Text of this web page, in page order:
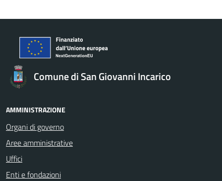
Comune di San Giovanni Incarico
AMMINISTRAZIONE
Organi di governo
Aree amministrative
Uffici
Enti e fondazioni